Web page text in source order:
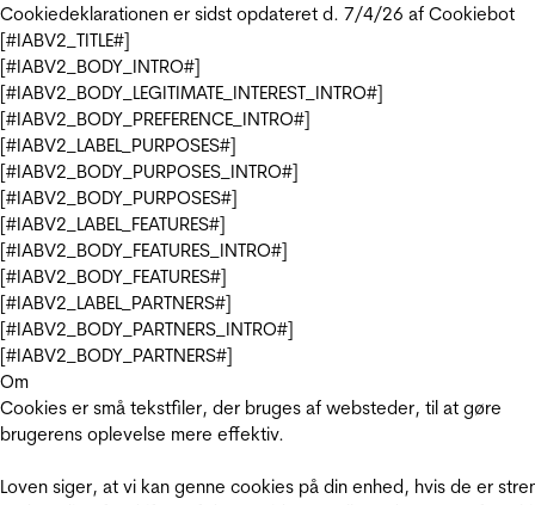
Cookiedeklarationen er sidst opdateret d. 7/4/26 af Cookiebot
[#IABV2_TITLE#]
[#IABV2_BODY_INTRO#]
[#IABV2_BODY_LEGITIMATE_INTEREST_INTRO#]
[#IABV2_BODY_PREFERENCE_INTRO#]
[#IABV2_LABEL_PURPOSES#]
[#IABV2_BODY_PURPOSES_INTRO#]
[#IABV2_BODY_PURPOSES#]
[#IABV2_LABEL_FEATURES#]
[#IABV2_BODY_FEATURES_INTRO#]
[#IABV2_BODY_FEATURES#]
[#IABV2_LABEL_PARTNERS#]
[#IABV2_BODY_PARTNERS_INTRO#]
[#IABV2_BODY_PARTNERS#]
Om
Cookies er små tekstfiler, der bruges af websteder, til at gøre
brugerens oplevelse mere effektiv.
Loven siger, at vi kan genne cookies på din enhed, hvis de er